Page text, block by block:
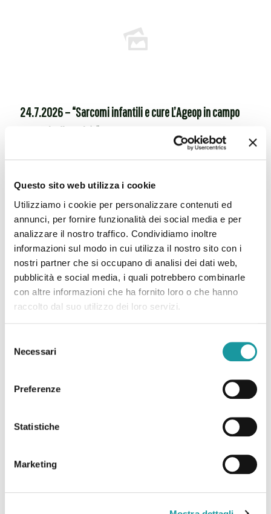
Questo sito web utilizza i cookie
Utilizziamo i cookie per personalizzare contenuti ed
annunci, per fornire funzionalità dei social media e per
analizzare il nostro traffico. Condividiamo inoltre
informazioni sul modo in cui utilizza il nostro sito con i
nostri partner che si occupano di analisi dei dati web,
pubblicità e social media, i quali potrebbero combinarle
con altre informazioni che ha fornito loro o che hanno
raccolto dal suo utilizzo dei loro servizi.
delNecessari
Preferenze
Statistiche
Marketing
24.7.2026 – “Sarcomi infantili e cure L’Ageop in campo
contro le disparità “
che assieme ad Ageop ha portato ai più piccoli il teatro in